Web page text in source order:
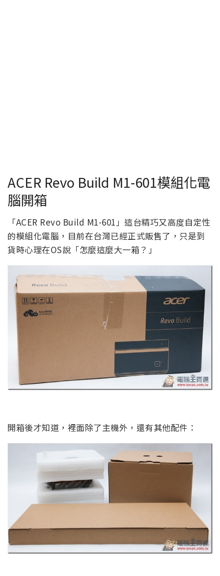
ACER Revo Build M1-601模組化電
腦開箱
「ACER Revo Build M1-601」這台精巧又高度自定性
的模組化電腦，目前在台灣已經正式販售了，只是到
貨時心理在OS說「怎麼這麼大一箱？」
開箱後才知道，裡面除了主機外，還有其他配件：